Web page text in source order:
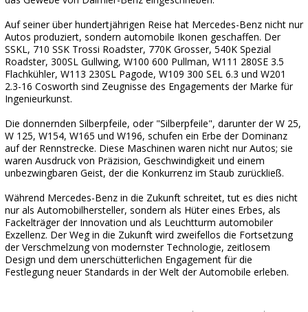
Auf seiner über hundertjährigen Reise hat Mercedes-Benz nicht nur
Autos produziert, sondern automobile Ikonen geschaffen. Der
SSKL, 710 SSK Trossi Roadster, 770K Grosser, 540K Spezial
Roadster, 300SL Gullwing, W100 600 Pullman, W111 280SE 3.5
Flachkühler, W113 230SL Pagode, W109 300 SEL 6.3 und W201
2.3-16 Cosworth sind Zeugnisse des Engagements der Marke für
Ingenieurkunst.
Die donnernden Silberpfeile, oder "Silberpfeile", darunter der W 25,
W 125, W154, W165 und W196, schufen ein Erbe der Dominanz
auf der Rennstrecke. Diese Maschinen waren nicht nur Autos; sie
waren Ausdruck von Präzision, Geschwindigkeit und einem
unbezwingbaren Geist, der die Konkurrenz im Staub zurückließ.
Während Mercedes-Benz in die Zukunft schreitet, tut es dies nicht
nur als Automobilhersteller, sondern als Hüter eines Erbes, als
Fackelträger der Innovation und als Leuchtturm automobiler
Exzellenz. Der Weg in die Zukunft wird zweifellos die Fortsetzung
der Verschmelzung von modernster Technologie, zeitlosem
Design und dem unerschütterlichen Engagement für die
Festlegung neuer Standards in der Welt der Automobile erleben.